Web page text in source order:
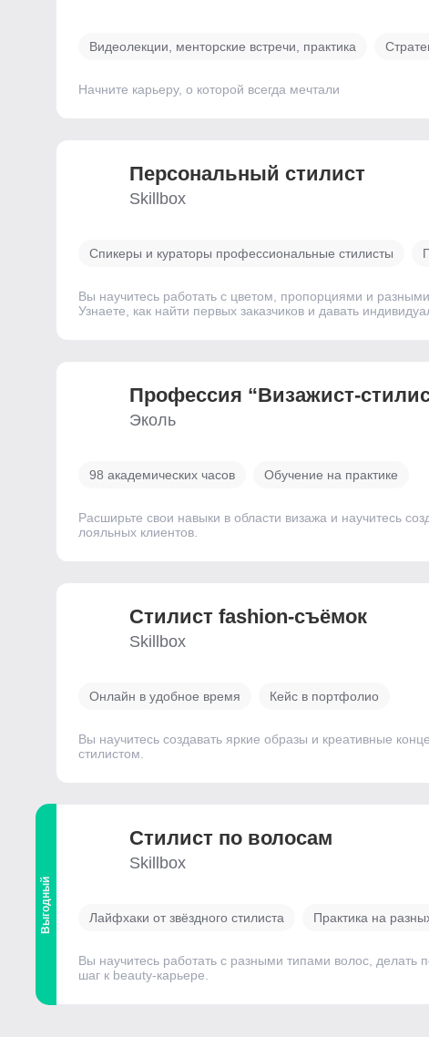
Видеолекции, менторские встречи, практика
Начните карьеру, о которой всегда мечтали
Персональный стилист
Skillbox
Спикеры и кураторы профессиональные стилисты
Вы научитесь работать с цветом, пропорциями и
Узнаете, как найти первых заказчиков и давать
Профессия “Визажист-
Эколь
98 академических часов Обучение на практике
Расширьте свои навыки в области визажа и научитесь
лояльных клиентов.
Стилист fashion-съёмок
Skillbox
Онлайн в удобное время Кейс в портфолио
Вы научитесь создавать яркие образы и креативные
стилистом.
Выгодный
Стилист по волосам
Skillbox
Лайфхаки от звёздного стилиста Практика на
Вы научитесь работать с разными типами волос,
шаг к beauty-карьере.